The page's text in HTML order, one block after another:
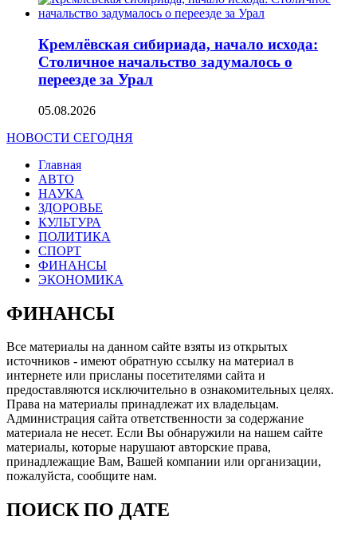
Кремлёвская сибириада, начало исхода:
Столичное начальство задумалось о
переезде за Урал
05.08.2026
НОВОСТИ СЕГОДНЯ
Главная
АВТО
НАУКА
ЗДОРОВЬЕ
КУЛЬТУРА
ПОЛИТИКА
СПОРТ
ФИНАНСЫ
ЭКОНОМИКА
ФИНАНСЫ
Все материалы на данном сайте взяты из открытых
источников - имеют обратную ссылку на материал в
интернете или присланы посетителями сайта и
предоставляются исключительно в ознакомительных целях.
Права на материалы принадлежат их владельцам.
Администрация сайта ответственности за содержание
материала не несет. Если Вы обнаружили на нашем сайте
материалы, которые нарушают авторские права,
принадлежащие Вам, Вашей компании или организации,
пожалуйста, сообщите нам.
ПОИСК ПО ДАТЕ